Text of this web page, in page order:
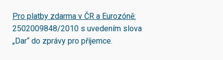
Pro platby zdarma v ČR a Eurozóně:
2502009848/2010 s uvedením slova
„Dar“ do zprávy pro příjemce.